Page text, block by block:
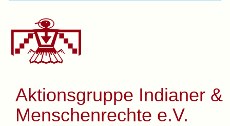
Aktionsgruppe Indianer &
Menschenrechte e.V.